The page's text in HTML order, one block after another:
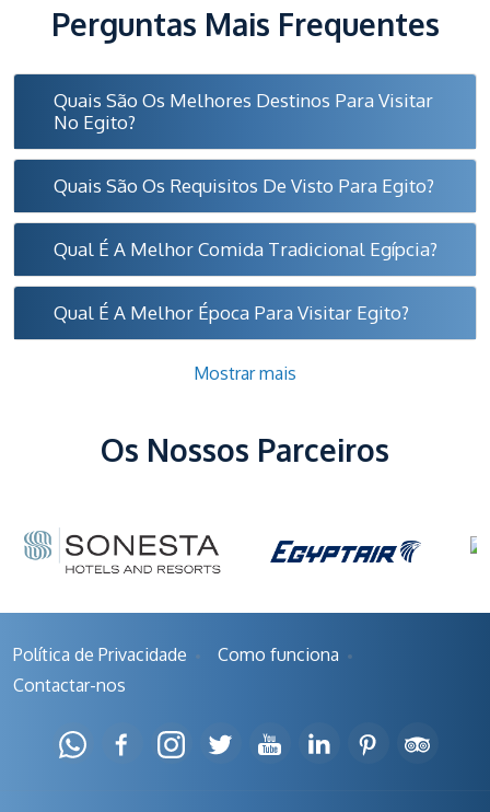
Perguntas Mais Frequentes
Quais São Os Melhores Destinos Para Visitar
No Egito?
Quais São Os Requisitos De Visto Para Egito?
Qual É A Melhor Comida Tradicional Egípcia?
Qual É A Melhor Época Para Visitar Egito?
Mostrar mais
Os Nossos Parceiros
Política de Privacidade
Como funciona
Contactar-nos